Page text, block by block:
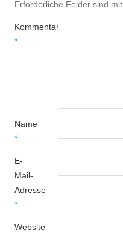
Erforderliche Felder sind mit
Kommentar
*
Name
*
E-
Mail-
Adresse
*
Website